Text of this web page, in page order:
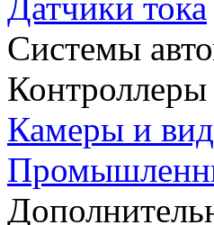
Системы
Камеры и